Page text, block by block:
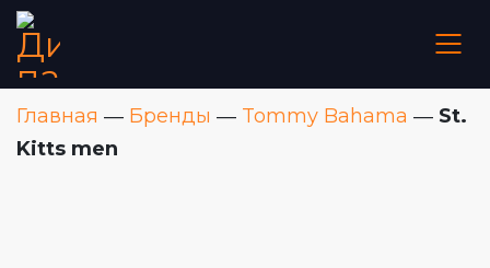
Главная ― Бренды ― Tommy Bahama ― St.
Kitts men